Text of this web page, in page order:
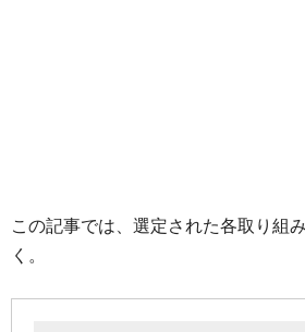
この記事では、選定された各取り組
く。